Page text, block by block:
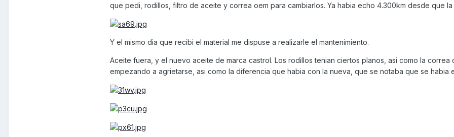
que pedi, rodillos, filtro de aceite y correa oem para cambiarlos. Ya habia echo 4.300km desde que la
Y el mismo dia que recibi el material me dispuse a realizarle el mantenimiento.
Aceite fuera, y el nuevo aceite de marca castrol. Los rodillos tenian ciertos planos, asi como la correa
empezando a agrietarse, asi como la diferencia que habia con la nueva, que se notaba que se habia